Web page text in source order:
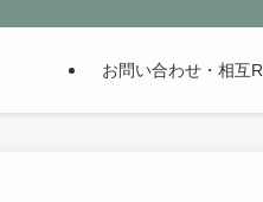
探求しよう。歴史が苦手な人も魅了
お問い合わせ・相互